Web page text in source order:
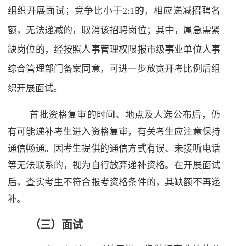
组织开展面试；竞争比小于2:1 的，相应递减招聘名
额，无法递减的，取消该招聘岗位；其中，属急需紧
缺岗位的，经按照人事管理权限报市级事业单位人事
综合管理部门备案同意，可进一步放宽开考比例后组
织开展面试。
首批资格复审的时间、地点及人选公布后，仍
有可能递补考生进入资格复审，有关考生应注意保持
通信畅通。因考生提供的通信方式有误、未接听电话
等无法联系的，视为自行放弃递补资格。在开展面试
后，查实考生不符合报考资格条件的，其缺额不再递
补。
（三）面试